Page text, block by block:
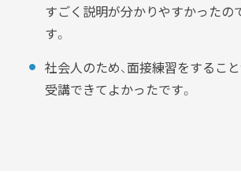
すごく説明が分かりやすかったの
す。
社会人のため、面接練習をするこ
受講できてよかったです。